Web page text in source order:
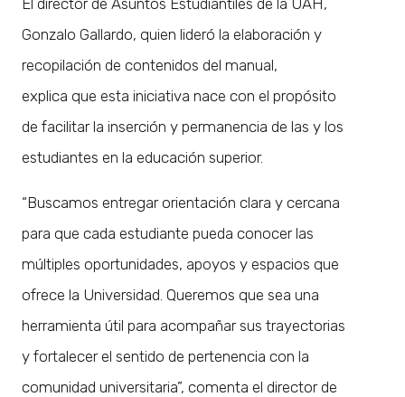
Gonzalo Gallardo, quien lideró la elaboración y
recopilación de contenidos del manual,
explica que esta iniciativa nace con el propósito
de facilitar la inserción y permanencia de las y los
estudiantes en la educación superior.
“Buscamos entregar orientación clara y cercana
para que cada estudiante pueda conocer las
múltiples oportunidades, apoyos y espacios que
ofrece la Universidad. Queremos que sea una
herramienta útil para acompañar sus trayectorias
y fortalecer el sentido de pertenencia con la
comunidad universitaria”, comenta el director de